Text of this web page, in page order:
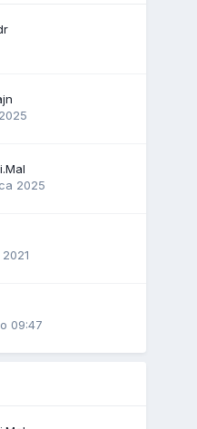
2025
09:47